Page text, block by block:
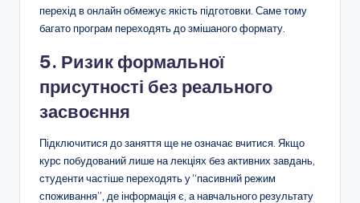
перехід в онлайн обмежує якість підготовки. Саме тому
багато програм переходять до змішаного формату.
5. Ризик формальної
присутності без реального
засвоєння
Підключитися до заняття ще не означає вчитися. Якщо
курс побудований лише на лекціях без активних завдань,
студенти частіше переходять у “пасивний режим
споживання”, де інформація є, а навчального результату